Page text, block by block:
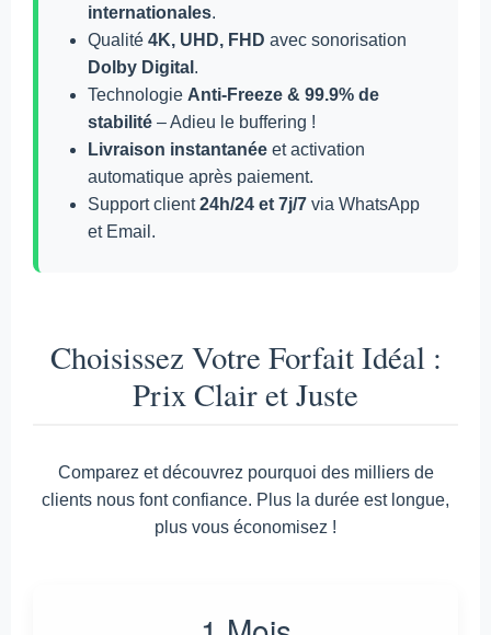
internationales.
Qualité 4K, UHD, FHD avec sonorisation
Dolby Digital .
Technologie Anti-Freeze & 99.9% de
stabilité – Adieu le buffering !
Livraison instantanée et activation
automatique après paiement.
Support client24h/24 et 7j/7 via WhatsApp
et Email.
Choisissez Votre Forfait Idéal :
Prix Clair et Juste
Comparez et découvrez pourquoi des milliers de
clients nous font confiance. Plus la durée est longue,
plus vous économisez !